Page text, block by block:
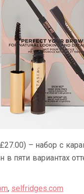
– набор с
пяти вариантах
, selfridges.com